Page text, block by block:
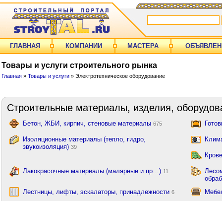
ГЛАВНАЯ КОМПАНИИ МАСТЕРА
Товары и услуги строительного рынка
Главная » Товары и услуги » Электротехническое оборудование
Строительные материалы, изделия,
Бетон, ЖБИ, кирпич, стеновые материалы 675
Изоляционные материалы (тепло, гидро,
звукоизоляция) 39
Лакокрасочные материалы (малярные и пр…) 11
Лестницы, лифты, эскалаторы, принадлежности 6